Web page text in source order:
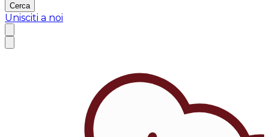
Cerca
Unisciti a noi